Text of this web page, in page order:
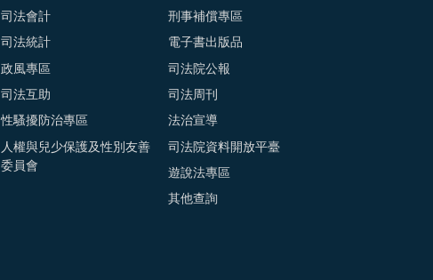
司法會計
司法統計
政風專區
司法互助
性騷擾防治專區
人權與兒少保護及性別友善
委員會
刑事補償專區
電子書出版品
司法院公報
司法周刊
法治宣導
司法院資料開放平臺
遊說法專區
其他查詢